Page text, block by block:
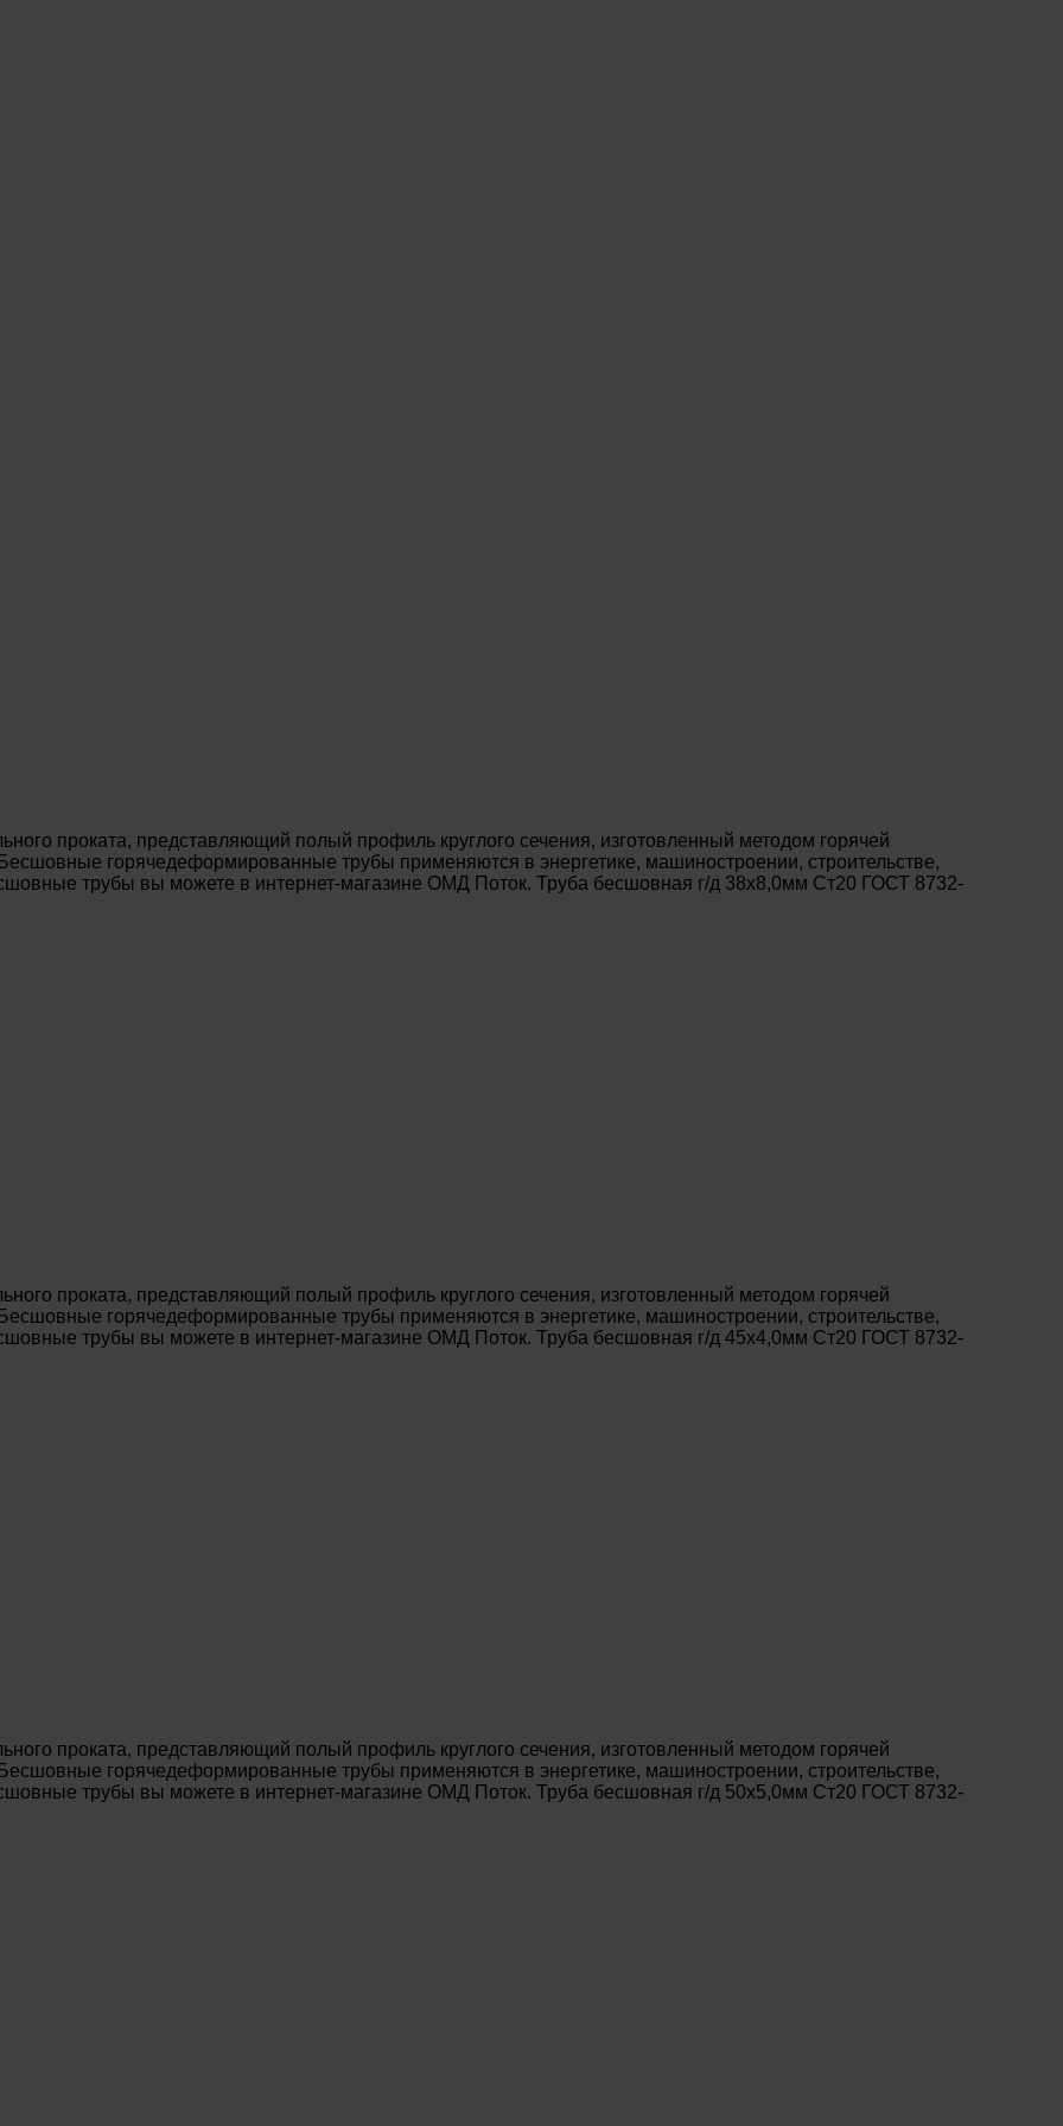
проката, представляющий полый профиль круглого сечения, изготовленный методом горячей
горячедеформированные трубы применяются в энергетике, машиностроении, строительстве,
трубы вы можете в интернет-магазине ОМД Поток. Труба бесшовная г/д 38х8,0мм Ст20 ГОСТ 8732-
проката, представляющий полый профиль круглого сечения, изготовленный методом горячей
горячедеформированные трубы применяются в энергетике, машиностроении, строительстве,
трубы вы можете в интернет-магазине ОМД Поток. Труба бесшовная г/д 45х4,0мм Ст20 ГОСТ 8732-
проката, представляющий полый профиль круглого сечения, изготовленный методом горячей
горячедеформированные трубы применяются в энергетике, машиностроении, строительстве,
трубы вы можете в интернет-магазине ОМД Поток. Труба бесшовная г/д 50х5,0мм Ст20 ГОСТ 8732-